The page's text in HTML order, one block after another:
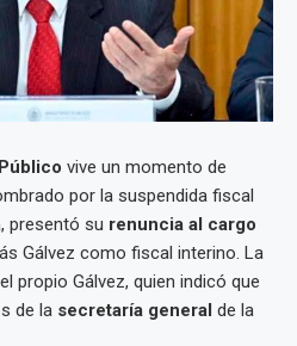
vive un momento de
por la suspendida fiscal
presentó su renuncia al cargo
Gálvez como fiscal interino. La
propio Gálvez, quien indicó que
de la secretaría general de la